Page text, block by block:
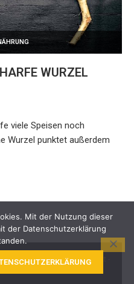
WURZEL
viele Speisen noch
Wurzel punktet außerdem
Rechte vorbehalten -Kontakt
Mit der Nutzung dieser
der Datenschutzerklärung